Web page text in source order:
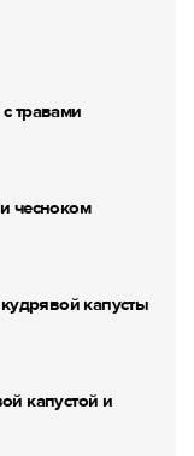
травами
чесноком
капусты
капустой и